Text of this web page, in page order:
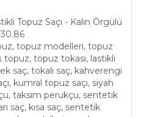
Topuz Saçı - Kalın Örgülü
topuz modelleri, topuz
topuz, topuz tokası, lastikli
saç, tokalı saç, kahverengi
kumral topuz saçı, siyah
taksim perukçu, sentetik
saç, kısa saç, sentetik